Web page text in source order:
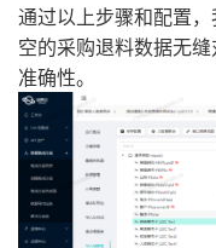
通过以上步骤和配置
空的采购退料数据无
准确性。